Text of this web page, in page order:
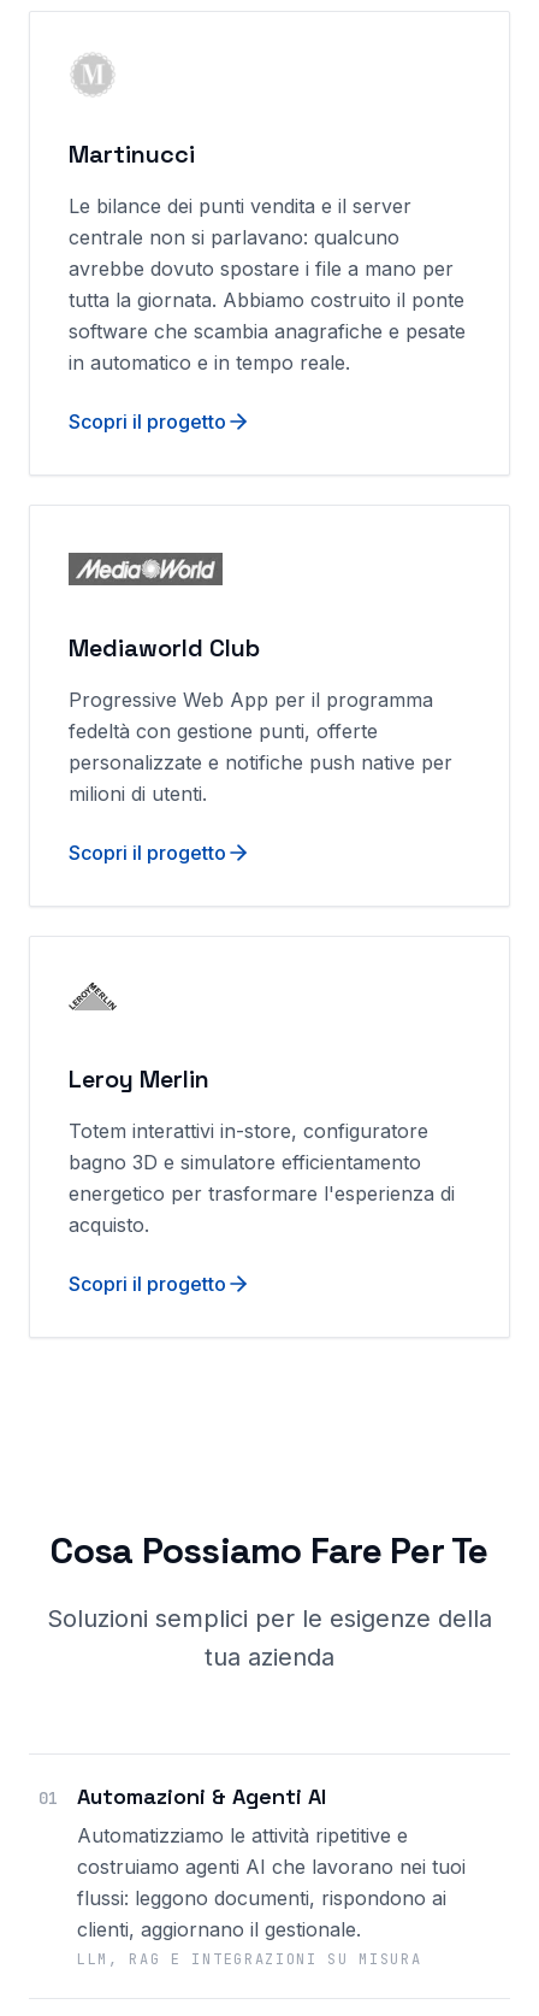
Martinucci
Le bilance dei punti vendita e il server
centrale non si parlavano: qualcuno
avrebbe dovuto spostare i file a mano per
tutta la giornata. Abbiamo costruito il ponte
software che scambia anagrafiche e pesate
in automatico e in tempo reale.
Scopri il progetto
Mediaworld Club
Progressive Web App per il programma
fedeltà con gestione punti, offerte
personalizzate e notifiche push native per
milioni di utenti.
Scopri il progetto
Leroy Merlin
Totem interattivi in-store, configuratore
bagno 3D e simulatore efficientamento
energetico per trasformare l'esperienza di
acquisto.
Scopri il progetto
Cosa Possiamo Fare Per Te
Soluzioni semplici per le esigenze della
tua azienda
01 Automazioni & Agenti AI
Automatizziamo le attività ripetitive e
costruiamo agenti AI che lavorano nei tuoi
flussi: leggono documenti, rispondono ai
clienti, aggiornano il gestionale.
LLM, RAG E INTEGRAZIONI SU MISURA